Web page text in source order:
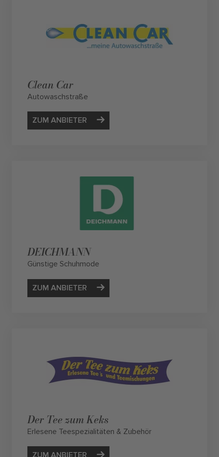
Clean Car
Autowaschstraße
ZUM ANBIETER
DEICHMANN
Günstige Schuhmode
ZUM ANBIETER
Der Tee zum Keks
Erlesene Teespezialitäten & Zubehör
ZUM ANBIETER